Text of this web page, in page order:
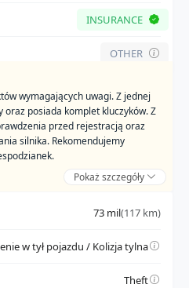
INSURANCE
OTHER
wymagających uwagi. Z jednej
posiada komplet kluczyków. Z
przed rejestracją oraz
silnika. Rekomendujemy
Pokaż szczegóły
przed rejestracją
73 mil(117 km)
w tył pojazdu / Kolizja tylna
Theft